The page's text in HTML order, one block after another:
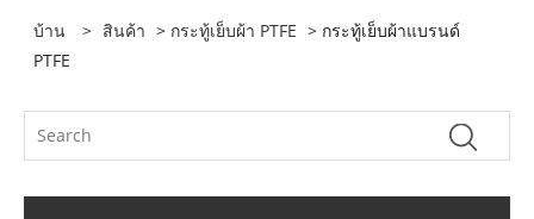
บ้าน > สินค้า > กระทู้เย็บผ้า PTFE > กระทู้เย็บผ้าแบรนด์
PTFE